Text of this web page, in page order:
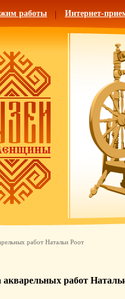
работы Интернет-
работ Натальи Роот
работ